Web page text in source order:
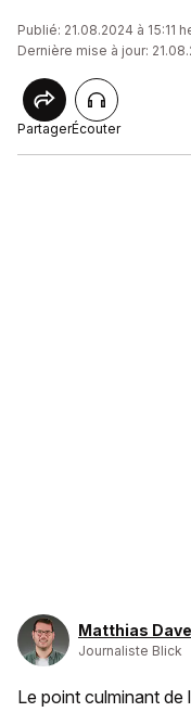
Publié: 21.08.2024 à 15:11
Dernière mise à jour:
PartagerÉcouter
Matthias
Journaliste Blick
Le point culminant de